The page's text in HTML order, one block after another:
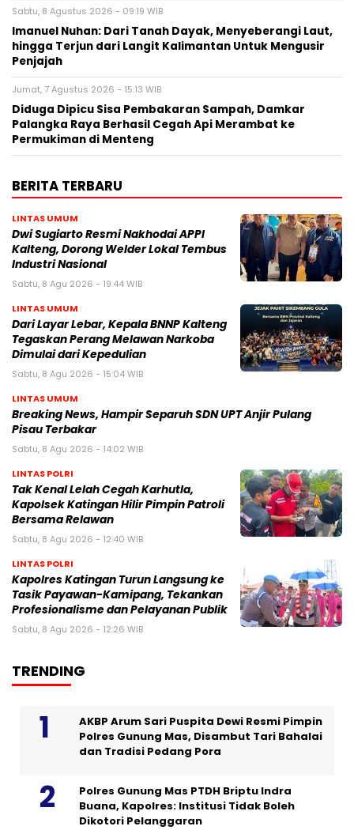
Sabtu, 8 Agustus 2026 - 09:19 WIB
Imanuel Nuhan: Dari Tanah Dayak, Menyeberangi Laut,
hingga Terjun dari Langit Kalimantan Untuk Mengusir
Penjajah
Jumat, 7 Agustus 2026 - 15:13 WIB
Diduga Dipicu Sisa Pembakaran Sampah, Damkar
Palangka Raya Berhasil Cegah Api Merambat ke
Permukiman di Menteng
BERITA TERBARU
LINTAS UMUM
Dwi Sugiarto Resmi Nakhodai APPI
Kalteng, Dorong Welder Lokal Tembus
Industri Nasional
Sabtu, 8 Agu 2026 - 19:44 WIB
LINTAS UMUM
Dari Layar Lebar, Kepala BNNP Kalteng
Tegaskan Perang Melawan Narkoba
Dimulai dari Kepedulian
Sabtu, 8 Agu 2026 - 15:04 WIB
LINTAS UMUM
Breaking News, Hampir Separuh SDN UPT Anjir Pulang
Pisau Terbakar
Sabtu, 8 Agu 2026 - 14:02 WIB
LINTAS POLRI
Tak Kenal Lelah Cegah Karhutla,
Kapolsek Katingan Hilir Pimpin Patroli
Bersama Relawan
Sabtu, 8 Agu 2026 - 12:40 WIB
LINTAS POLRI
Kapolres Katingan Turun Langsung ke
Tasik Payawan-Kamipang, Tekankan
Profesionalisme dan Pelayanan Publik
Sabtu, 8 Agu 2026 - 12:26 WIB
TRENDING
AKBP Arum Sari Puspita Dewi Resmi Pimpin
Polres Gunung Mas, Disambut Tari Bahalai
dan Tradisi Pedang Pora
Polres Gunung Mas PTDH Briptu Indra
Buana, Kapolres: Institusi Tidak Boleh
Dikotori Pelanggaran